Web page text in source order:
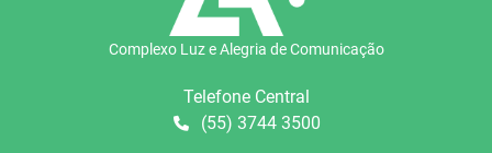
Complexo Luz e Alegria de Comunicação
Telefone Central
(55) 3744 3500